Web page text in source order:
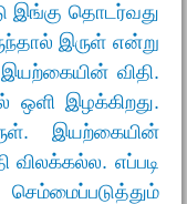
இங்கு தொடர்வது
இருள் என்று
விதி.
ஒளி இழக்கிறது.
இயற்கையின்
விலக்கல்ல. எப்படி